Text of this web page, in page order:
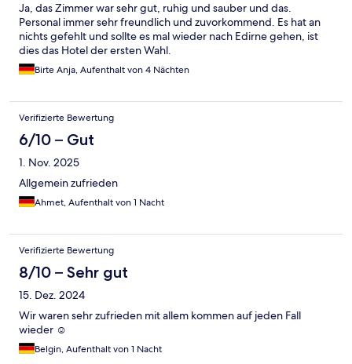
Ja, das Zimmer war sehr gut, ruhig und sauber und das.
Personal immer sehr freundlich und zuvorkommend. Es hat an
nichts gefehlt und sollte es mal wieder nach Edirne gehen, ist
dies das Hotel der ersten Wahl.
Birte Anja, Aufenthalt von 4 Nächten
Verifizierte Bewertung
6/10 – Gut
1. Nov. 2025
Allgemein zufrieden
Ahmet, Aufenthalt von 1 Nacht
Verifizierte Bewertung
8/10 – Sehr gut
15. Dez. 2024
Wir waren sehr zufrieden mit allem kommen auf jeden Fall
wieder ☺️
Belgin, Aufenthalt von 1 Nacht